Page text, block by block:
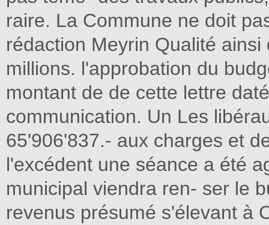
raire. La Commune ne doit
rédaction Meyrin Qualité
millions. l'approbation du
montant de de cette lettre
communication. Un Les
65'906'837.- aux charges et
l'excédent une séance a été
municipal viendra ren- ser le
revenus présumé s'élevant à